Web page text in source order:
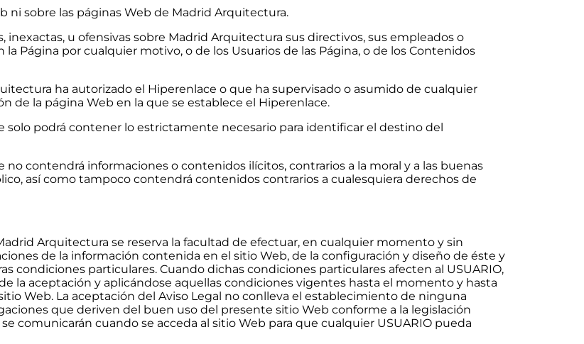
ni sobre las páginas Web de Madrid Arquitectura.
inexactas, u ofensivas sobre Madrid Arquitectura sus directivos, sus empleados o
Página por cualquier motivo, o de los Usuarios de las Página, o de los Contenidos
ha autorizado el Hiperenlace o que ha supervisado o asumido de cualquier
de la página Web en la que se establece el Hiperenlace.
solo podrá contener lo estrictamente necesario para identificar el destino del
no contendrá informaciones o contenidos ilícitos, contrarios a la moral y a las buenas
así como tampoco contendrá contenidos contrarios a cualesquiera derechos de
Arquitectura se reserva la facultad de efectuar, en cualquier momento y sin
de la información contenida en el sitio Web, de la configuración y diseño de éste y
condiciones particulares. Cuando dichas condiciones particulares afecten al USUARIO,
la aceptación y aplicándose aquellas condiciones vigentes hasta el momento y hasta
Web. La aceptación del Aviso Legal no conlleva el establecimiento de ninguna
que deriven del buen uso del presente sitio Web conforme a la legislación
comunicarán cuando se acceda al sitio Web para que cualquier USUARIO pueda